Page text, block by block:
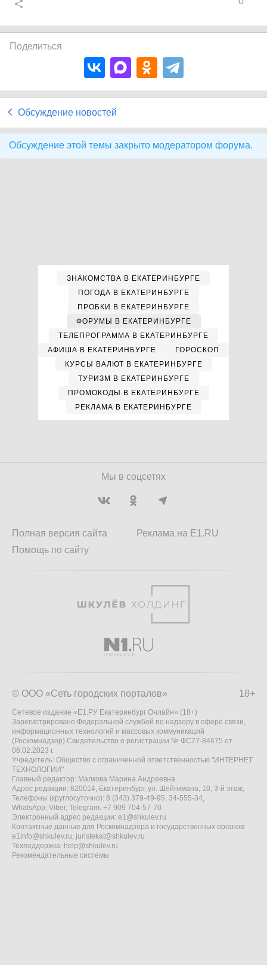
Поделиться
Обсуждение новостей
Обсуждение этой темы закрыто модератором форума.
ЗНАКОМСТВА В ЕКАТЕРИНБУРГЕ
ПОГОДА В ЕКАТЕРИНБУРГЕ
ПРОБКИ В ЕКАТЕРИНБУРГЕ
ФОРУМЫ В ЕКАТЕРИНБУРГЕ
ТЕЛЕПРОГРАММА В ЕКАТЕРИНБУРГЕ
АФИША В ЕКАТЕРИНБУРГЕ
ГОРОСКОП
КУРСЫ ВАЛЮТ В ЕКАТЕРИНБУРГЕ
ТУРИЗМ В ЕКАТЕРИНБУРГЕ
ПРОМОКОДЫ В ЕКАТЕРИНБУРГЕ
РЕКЛАМА В ЕКАТЕРИНБУРГЕ
Мы в соцсетях
Полная версия сайта
Помощь по сайту
Реклама на E1.RU
18+
© ООО «Сеть городских порталов»
Сетевое издание «Е1.РУ Екатеринбург Онлайн» (18+)
Зарегистрировано Федеральной службой по надзору в сфере связи,
информационных технологий и массовых коммуникаций
(Роскомнадзор) Свидетельство о регистрации № ФС77-84675 от
06.02.2023 г.
Учредитель: Общество с ограниченной ответственностью "ИНТЕРНЕТ
ТЕХНОЛОГИИ"
Главный редактор: Малкова Марина Андреевна
Адрес редакции: 620014, Екатеринбург, ул. Шейнкмана, 10, 3-й этаж,
Телефоны (круглосуточно): 8 (343) 379-49-95, 34-555-34,
WhatsApp, Viber, Telegram: +7 909 704-57-70
Электронный адрес редакции: e1@shkulev.ru
Контактные данные для Роскомнадзора и государственных органов:
e1info@shkulev.ru, juristekat@shkulev.ru
Техподдержка: help@shkulev.ru
Рекомендательные системы